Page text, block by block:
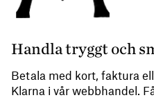
Handla tryggt och
Betala med kort, faktura
Klarna i vår webbhandel.